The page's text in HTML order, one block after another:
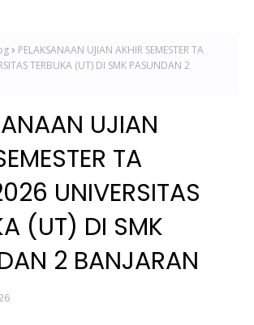
PELAKSANAAN UJIAN AKHIR SEMESTER TA
TERBUKA (UT) DI SMK PASUNDAN 2
UJIAN
TA
UNIVERSITAS
(UT) DI SMK
2 BANJARAN